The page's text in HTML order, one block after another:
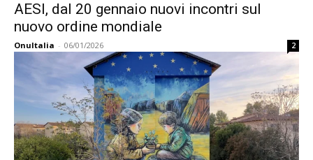
AESI, dal 20 gennaio nuovi incontri sul
nuovo ordine mondiale
OnuItalia - 06/01/2026 2